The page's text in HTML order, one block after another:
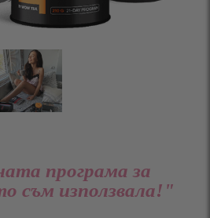
програма за
съм използвала!"